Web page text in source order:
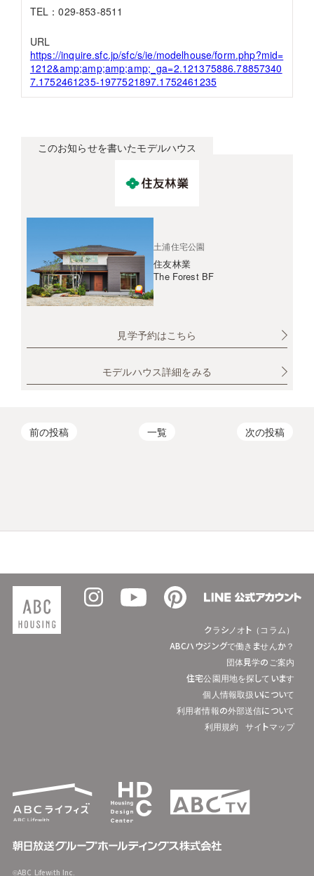
TEL：029-853-8511
URL
https://inquire.sfc.jp/sfc/s/ie/modelhouse/form.php?mid=
1212&amp;amp;amp;amp;_ga=2.121375886.78857340
7.1752461235-1977521897.1752461235
このお知らせを書いたモデルハウス
土浦住宅公園
住友林業
The Forest BF
見学予約はこちら
モデルハウス詳細をみる
前の投稿 一覧 次の投稿
クラシノオト（コラム）
ABCハウジングで働きませんか？
団体見学のご案内
住宅公園用地を探しています
個人情報取扱いについて
利用者情報の外部送信について
利用規約
サイトマップ
©ABC Lifewith Inc.